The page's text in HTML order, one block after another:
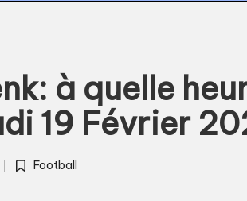
à quelle
19 Février
Posted
Football